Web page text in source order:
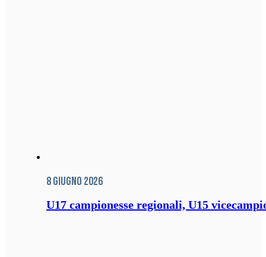
8 Giugno 2026
U17 campionesse regionali, U15